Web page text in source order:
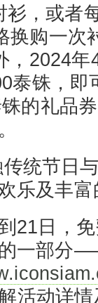
，或者
换购一次
，2024
泰铢，即
的礼品
统节日
乐及丰
21日，
一部分
活动详